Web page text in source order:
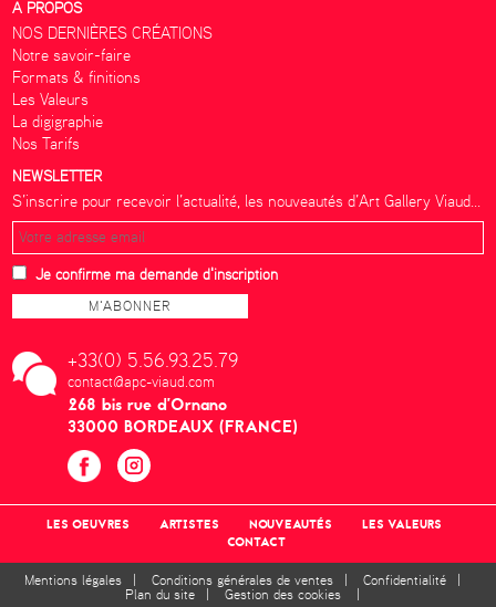
A PROPOS
NOS DERNIÈRES CRÉATIONS
Notre savoir-faire
Formats & finitions
Les Valeurs
La digigraphie
Nos Tarifs
NEWSLETTER
S’inscrire pour recevoir l’actualité, les nouveautés d’Art Gallery Viaud...
Je confirme ma demande d'inscription
+33(0) 5.56.93.25.79
contact@apc-viaud.com
268 bis rue d’Ornano
33000 BORDEAUX (FRANCE)
LES OEUVRES ARTISTES NOUVEAUTÉS
LES VALEURS
CONTACT
Mentions légales Conditions générales de ventes Confidentialité
Plan du site
Gestion des cookies